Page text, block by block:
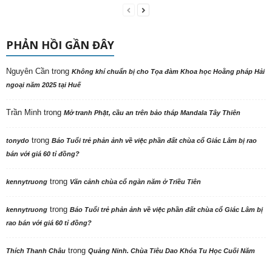
PHẢN HỒI GẦN ĐÂY
Nguyên Cần trong Không khí chuẩn bị cho Tọa đàm Khoa học Hoằng pháp Hải
ngoại năm 2025 tại Huế
Trần Minh trong Mở tranh Phật, cầu an trên bảo tháp Mandala Tây Thiên
tonydo trong Báo Tuổi trẻ phản ảnh về việc phần đất chùa cổ Giác Lâm bị rao
bán với giá 60 tỉ đồng?
kennytruong trong Vãn cảnh chùa cổ ngàn năm ở Triều Tiên
kennytruong trong Báo Tuổi trẻ phản ảnh về việc phần đất chùa cổ Giác Lâm bị
rao bán với giá 60 tỉ đồng?
Thích Thanh Châu trong Quảng Ninh. Chùa Tiêu Dao Khóa Tu Học Cuối Năm